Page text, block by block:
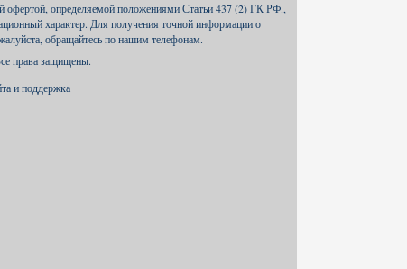
офертой, определяемой положениями Статьи 437 (2) ГК РФ.,
характер. Для получения точной информации о
обращайтесь по нашим телефонам.
права защищены.
и поддержка